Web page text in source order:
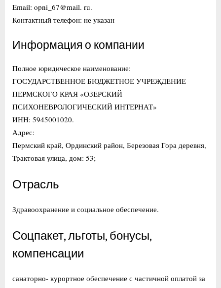
Email: opni_67@mail. ru.
Контактный телефон: не указан
Информация о компании
Полное юридическое наименование:
ГОСУДАРСТВЕННОЕ БЮДЖЕТНОЕ УЧРЕЖДЕНИЕ
ПЕРМСКОГО КРАЯ «ОЗЕРСКИЙ
ПСИХОНЕВРОЛОГИЧЕСКИЙ ИНТЕРНАТ»
ИНН: 5945001020.
Адрес:
Пермский край, Ординский район, Березовая Гора деревня,
Трактовая улица, дом: 53;
Отрасль
Здравоохранение и социальное обеспечение.
Соцпакет, льготы, бонусы,
компенсации
санаторно- курортное обеспечение с частичной оплатой за